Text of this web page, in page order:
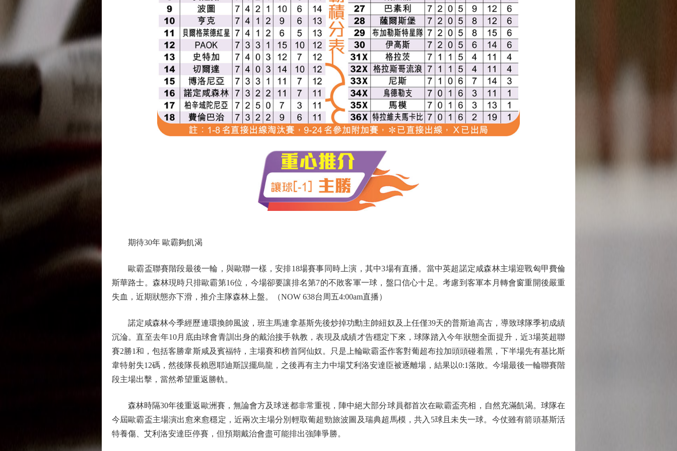
期待30年 歐霸夠飢渴
歐霸盃聯賽階段最後一輪，與歐聯一樣，安排18場賽事同時上演，其中3場有直播。當中英超諾定咸森林主場迎戰匈甲費倫
斯華路士。森林現時只排歐霸第16位，今場卻要讓排名第7的不敗客軍一球，盤口信心十足。考慮到客軍本月轉會窗重開後嚴重
失血，近期狀態亦下滑，推介主隊森林上盤。（NOW 638台周五4:00am直播）
諾定咸森林今季經歷連環換帥風波，班主馬連拿基斯先後炒掉功勳主帥紐奴及上任僅39天的普斯迪高古，導致球隊季初成績
沉淪。直至去年10月底由球會青訓出身的戴治接手執教，表現及成績才告穩定下來，球隊踏入今年狀態全面提升，近3場英超聯
賽2勝1和，包括客勝韋斯咸及賓福特，主場賽和榜首阿仙奴。只是上輪歐霸盃作客對葡超布拉加頭頭碰着黑，下半場先有基比斯
韋特射失12碼，然後隊長賴恩耶迪斯誤擺烏龍，之後再有主力中場艾利洛安達臣被逐離場，結果以0:1落敗。今場最後一輪聯賽階
段主場出擊，當然希望重返勝軌。
森林時隔30年後重返歐洲賽，無論會方及球迷都非常重視，陣中絕大部分球員都首次在歐霸盃亮相，自然充滿飢渴。球隊在
今屆歐霸盃主場演出愈來愈穩定，近兩次主場分別輕取葡超勁旅波圖及瑞典超馬模，共入5球且未失一球。今仗雖有箭頭基斯活
特養傷、艾利洛安達臣停賽，但預期戴治會盡可能排出強陣爭勝。